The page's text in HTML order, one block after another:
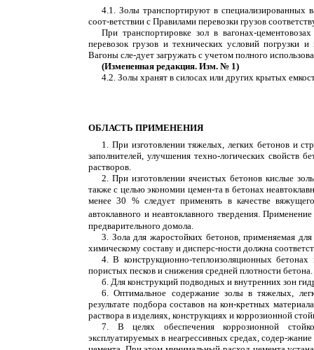
4.1. Золы транспортируют в специализированных
соот-ветствии с Правилами перевозки грузов
При транспортировке зол в вагонах-
перевозок грузов и технических условий погрузки
Вагоны сле-дует загружать с учетом полного
(Измененная редакция. Изм. № 1)
4.2. Золы хранят в силосах или других крытых
ОБЛАСТЬ ПРИМЕНЕНИЯ
1. При изготовлении тяжелых, легких бетонов и
заполнителей, улучшения техно-логических свойств
растворов.
2. При изготовлении ячеистых бетонов кислые
также с целью экономии цемен-та в бетонах
менее 30 % следует применять в качестве
автоклавного и неавтоклавного твердения.
предварительного домола.
3. Зола для жаростойких бетонов, применяемая
химическому составу и дисперс-ности должна
4. В конструкционно-теплоизоляционных
пористых песков и снижения средней плотности бетона.
б. Для конструкций подводных и внутренних зон
6. Оптимальное содержание золы в тяжелых,
результате подбора составов на кон-кретных
раствора в изделиях, конструкциях и коррозионной
7. В целях обеспечения коррозионной
эксплуатируемых в неагрессивных средах, содер-